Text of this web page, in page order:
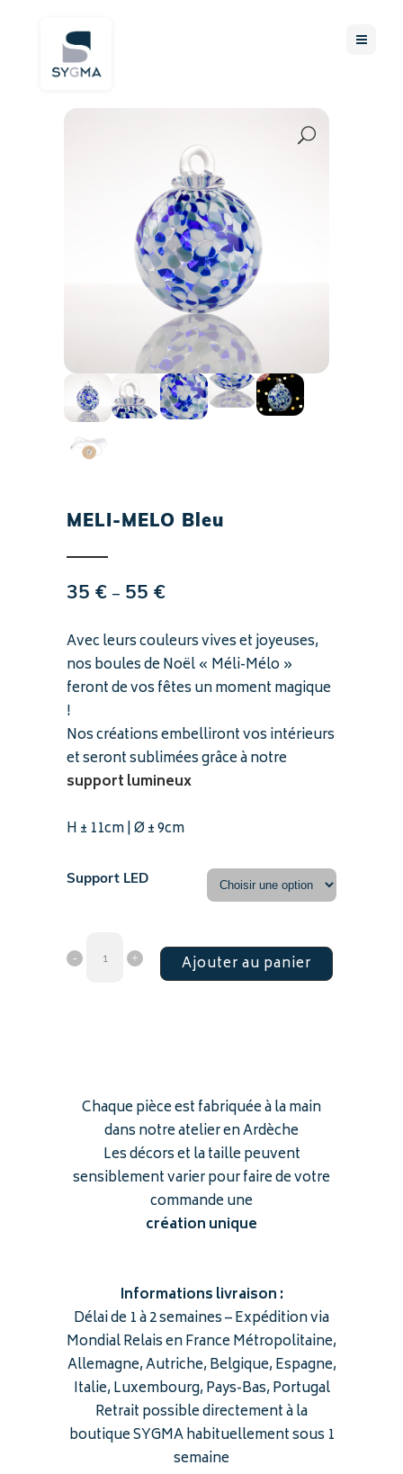
MELI-MELO Bleu
35 € – 55 €Plage
prix :
35 €
à
Avec leurs couleurs vives et joyeuses,
nos boules de Noël « Méli-Mélo »
feront de vos fêtes un moment magique
!
Nos créations embelliront vos intérieurs
et seront sublimées grâce à notre
support lumineux
H ± 11cm | Ø ± 9cm
Support LED
Ajouter au panier
Chaque pièce est fabriquée à la main
dans notre atelier en Ardèche
Les décors et la taille peuvent
sensiblement varier pour faire de votre
commande une
création unique
Informations livraison :
Délai de 1 à 2 semaines – Expédition via
Mondial Relais en France Métropolitaine,
Allemagne, Autriche, Belgique, Espagne,
Italie, Luxembourg, Pays-Bas, Portugal
Retrait possible directement à la
boutique SYGMA habituellement sous 1
semaine